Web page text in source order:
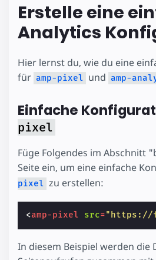
Erstelle eine
Analytics
Hier lernst du, wie du eine
für amp-pixel und amp-
Einfache
pixel
Füge Folgendes im Abschnitt
Seite ein, um eine einfache
pixel zu erstellen:
<amp-pixel src="https://
In diesem Beispiel werden die